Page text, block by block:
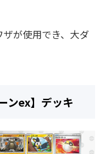
が使用でき、大ダ
ンex】デッキ